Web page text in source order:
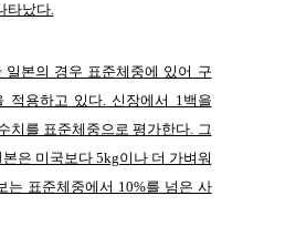
타났다.
일본의 경우 표준체중에 있어 구
적용하고 있다. 신장에서 1백을
치를 표준체중으로 평가한다. 그
은 미국보다 5kg이나 더 가벼워
는 표준체중에서 10%를 넘은 사